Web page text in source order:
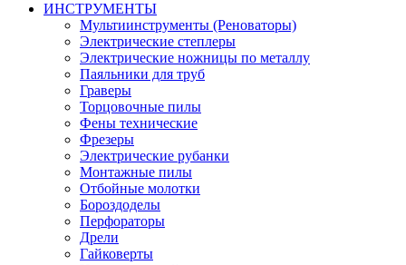
ИНСТРУМЕНТЫ
Мультиинструменты (Реноваторы)
Электрические степлеры
Электрические ножницы по металлу
Паяльники для труб
Граверы
Торцовочные пилы
Фены технические
Фрезеры
Электрические рубанки
Монтажные пилы
Отбойные молотки
Бороздоделы
Перфораторы
Дрели
Гайковерты